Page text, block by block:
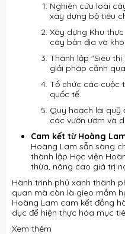
Nghiên cứu loài
xây dựng bộ tiêu
Xây dựng Khu
cây bản địa và
Thành lập "Siêu
giải pháp cảnh
Tổ chức các cuộc
quốc tế.
Quy hoạch lại quỹ
các vườn ươm và
Cam kết từ Hoàng
Hoàng Lam sẵn sàng
thành lập Học viện
thừa, nâng cao giá trị
Hành trình phủ xanh thành
quan mà còn là gieo mầm
Hoàng Lam cam kết đồng
dục để hiện thực hóa mục
Xem thêm